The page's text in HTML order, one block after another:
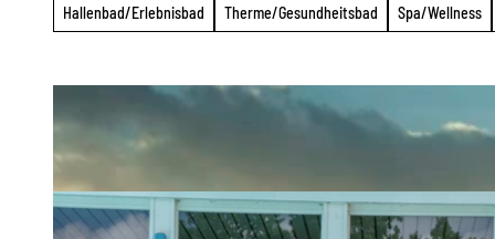
Hallenbad/Erlebnisbad Therme/Gesundheitsbad Spa/Wellness